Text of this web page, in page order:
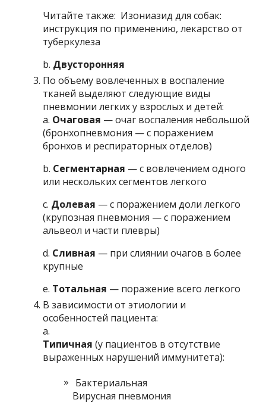
Читайте также: Изониазид для собак:
инструкция по применению, лекарство от
туберкулеза
b. Двусторонняя
По объему вовлеченных в воспаление
тканей выделяют следующие виды
пневмонии легких у взрослых и детей:
a. Очаговая — очаг воспаления небольшой
(бронхопневмония — с поражением
бронхов и респираторных отделов)
b. Сегментарная — с вовлечением одного
или нескольких сегментов легкого
c. Долевая — с поражением доли легкого
(крупозная пневмония — с поражением
альвеол и части плевры)
d. Сливная — при слиянии очагов в более
крупные
e. Тотальная — поражение всего легкого
В зависимости от этиологии и
особенностей пациента:
a.
Типичная (у пациентов в отсутствие
выраженных нарушений иммунитета):
Бактериальная
Вирусная пневмония